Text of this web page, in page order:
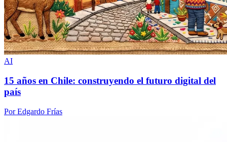
AI
15 años en Chile: construyendo el futuro digital del
país
Por Edgardo Frías